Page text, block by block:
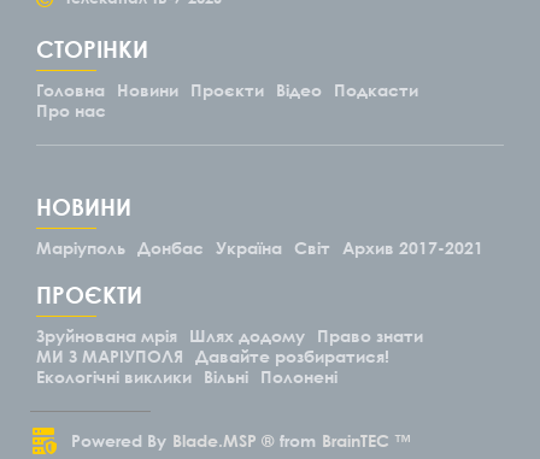
СТОРІНКИ
Головна Новини Проєкти Відео
Подкасти
Про нас
НОВИНИ
Маріуполь Донбас Україна Світ Архив 2017-2021
ПРОЄКТИ
Зруйнована мрія Шлях додому
Право знати
МИ З МАРІУПОЛЯ
Давайте розбиратися!
Екологічні виклики
Вільні Полонені
Powered By Blade.MSP ® from BrainTEC ™